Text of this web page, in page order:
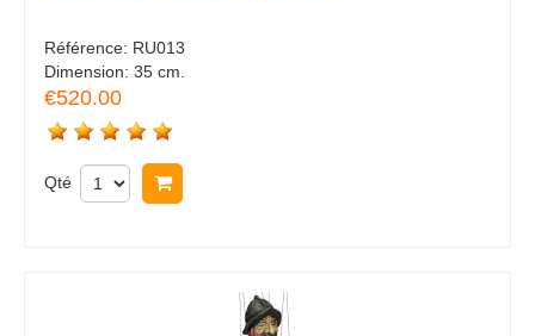
Référence: RU013
Dimension: 35 cm.
€520.00
Qté